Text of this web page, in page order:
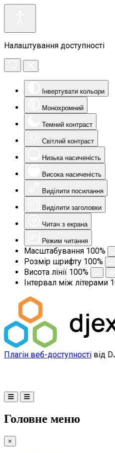
Налаштування доступності
Інвертувати кольори
Монохромний
Темний контраст
Світлий контраст
Низька насиченість
Висока насиченість
Виділити посилання
Виділити заголовки
Читач з екрана
Режим читання
Масштабування 100%
Розмір шрифту 100%
Висота лінії 100%
Інтервал між літерами
Плагін веб-доступності від
Головне меню
×